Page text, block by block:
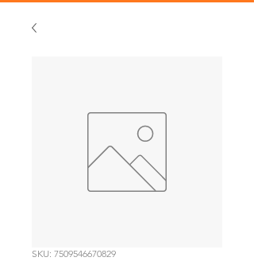
SKU: 7509546670829